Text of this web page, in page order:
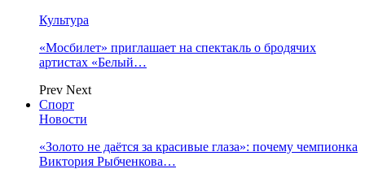
Культура
«Мосбилет» приглашает на спектакль о бродячих
артистах «Белый…
Prev Next
Спорт
Новости
«Золото не даётся за красивые глаза»: почему чемпионка
Виктория Рыбченкова…